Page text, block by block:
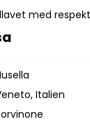
med
Italien